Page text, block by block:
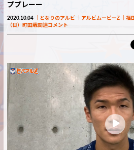
ププレーー
2020.10.04 となりのアルビ アルビムービーZ 福
（日）町田戦関連コメント